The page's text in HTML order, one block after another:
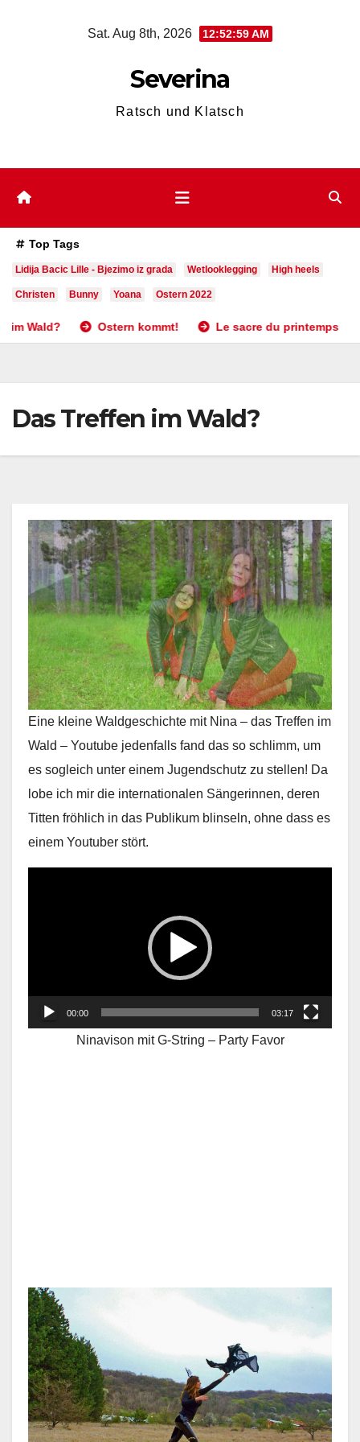
Sat. Aug 8th, 2026 12:53:00 AM
Severina
Ratsch und Klatsch
Top Tags
Lidija Bacic Lille - Bjezimo iz grada Wetlooklegging High heels
Christen Bunny Yoana Ostern 2022
Ostern kommt! Le sacre du printemps April,
Das Treffen im Wald?
Eine kleine Waldgeschichte mit Nina – das Treffen im
Wald – Youtube jedenfalls fand das so schlimm, um
es sogleich unter einem Jugendschutz zu stellen! Da
lobe ich mir die internationalen Sängerinnen, deren
Titten fröhlich in das Publikum blinseln, ohne dass es
einem Youtuber stört.
00:00 03:17
Ninavison mit G-String – Party Favor